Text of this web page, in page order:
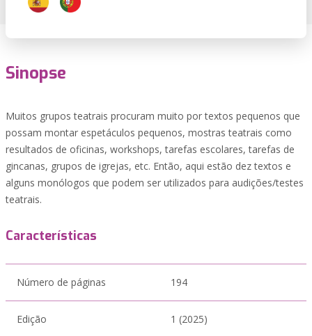
Sinopse
Muitos grupos teatrais procuram muito por textos pequenos que
possam montar espetáculos pequenos, mostras teatrais como
resultados de oficinas, workshops, tarefas escolares, tarefas de
gincanas, grupos de igrejas, etc. Então, aqui estão dez textos e
alguns monólogos que podem ser utilizados para audições/testes
teatrais.
Características
Número de páginas 194
Edição 1 (2025)